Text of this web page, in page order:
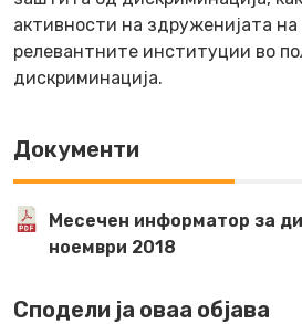
активности на здруженијата на
релевантните институции во
дискриминација.
Документи
Месечен информатор за
ноември 2018
Сподели ја оваа објава